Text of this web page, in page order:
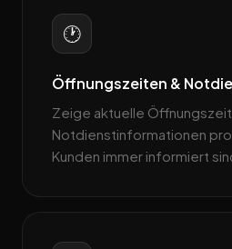
🕐
Öffnungszeiten &
Zeige aktuelle
Notdienstinformationen
Kunden immer informiert